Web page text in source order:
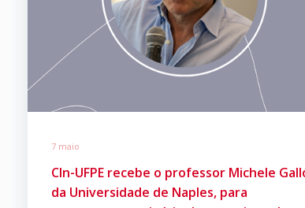
7 maio
CIn-UFPE recebe o professor Michele
da Universidade de Naples, para